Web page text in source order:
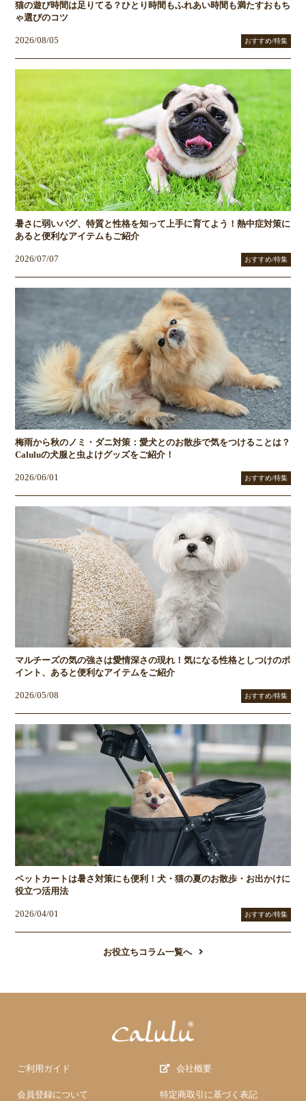
猫の遊び時間は足りてる？ひとり時間もふれあい時間も満たすおもち
ゃ選びのコツ
2026/08/05 おすすめ/特集
暑さに弱いパグ、特質と性格を知って上手に育てよう！熱中症対策に
あると便利なアイテムもご紹介
2026/07/07 おすすめ/特集
梅雨から秋のノミ・ダニ対策：愛犬とのお散歩で気をつけることは？
Caluluの犬服と虫よけグッズをご紹介！
2026/06/01 おすすめ/特集
マルチーズの気の強さは愛情深さの現れ！気になる性格としつけのポ
イント、あると便利なアイテムをご紹介
2026/05/08 おすすめ/特集
ペットカートは暑さ対策にも便利！犬・猫の夏のお散歩・お出かけに
役立つ活用法
2026/04/01 おすすめ/特集
お役立ちコラム一覧へ
ご利用ガイド
会員登録について
会社概要
特定商取引に基づく表記